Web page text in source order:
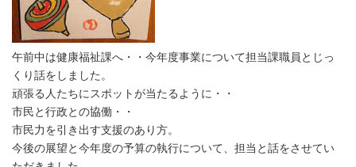
午前中は健康福祉課へ・・今年度事業について担当課職員とじっ
くり話をしました。
頑張る人たちにスポットが当たるように・・
市民と行政との協働・・
市民力を引き出す支援のあり方。
今後の展望と今年度の予算の執行について、担当と話をさせてい